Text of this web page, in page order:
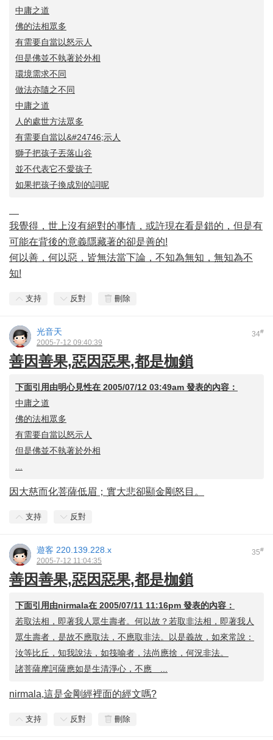
中庸之道
佛的法相眾多
有需要自當以怒示人
但是佛並不執著於外相
環境需求不同
做法亦隨之不同
中庸之道
人的處世方法眾多
有需要自當以&#24746;示人
獅子把孩子丟落山谷
並不代表它不愛孩子
如果把孩子換成別的詞呢
我覺得，世上沒有絕對的事情，或許現在看是錯的，但是有
可能在背後的意義隱藏著的卻是善的!
何以善，何以惡，皆無法當下論，不知為無知，無知為不
知!
支持 反對 刪除
34#
光音天
2005-7-12 09:40:39
善因善果,惡因惡果,都是枷鎖
下面引用由明心見性在 2005/07/12 03:49am 發表的內容：
中庸之道
佛的法相眾多
有需要自當以怒示人
但是佛並不執著於外相
因大慈而化菩薩低眉；實大悲卻顯金剛怒目。
支持 反對
35#
遊客 220.139.228.x
2005-7-12 11:04:35
善因善果,惡因惡果,都是枷鎖
下面引用由nirmala在 2005/07/11 11:16pm 發表的內容：
若取法相，即著我人眾生壽者。何以故？若取非法相，即著我人
眾生壽者，是故不應取法，不應取非法。以是義故，如來常說：
汝等比丘，知我說法，如筏喻者，法尚應捨，何況非法。
諸菩薩摩訶薩應如是生清淨心，不應 ...
nirmala,這是金剛經裡面的經文嗎?
支持 反對 刪除